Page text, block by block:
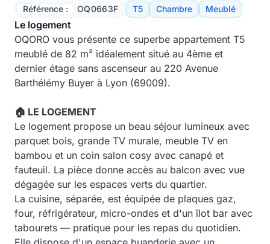
Référence : OQ0663F T5 Chambre Meublé
Le logement
OQORO vous présente ce superbe appartement T5
meublé de 82 m² idéalement situé au 4ème et
dernier étage sans ascenseur au 220 Avenue
Barthélémy Buyer à Lyon (69009).
🏠 LE LOGEMENT
Le logement propose un beau séjour lumineux avec
parquet bois, grande TV murale, meuble TV en
bambou et un coin salon cosy avec canapé et
fauteuil. La pièce donne accès au balcon avec vue
dégagée sur les espaces verts du quartier.
La cuisine, séparée, est équipée de plaques gaz,
four, réfrigérateur, micro-ondes et d'un îlot bar avec
tabourets — pratique pour les repas du quotidien.